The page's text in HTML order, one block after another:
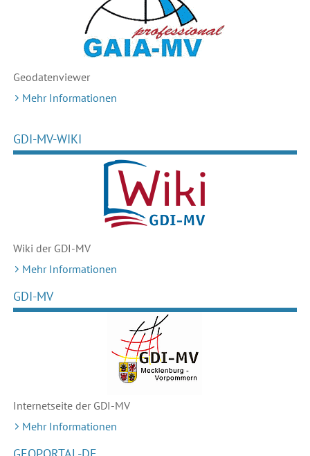
Geodatenviewer
Mehr Informationen
GDI-MV-WIKI
Wiki der GDI-MV
Mehr Informationen
GDI-MV
Internetseite der GDI-MV
Mehr Informationen